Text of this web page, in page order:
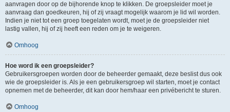
aanvragen door op de bijhorende knop te klikken. De groepsleider moet je
aanvraag dan goedkeuren, hij of zij vraagt mogelijk waarom je lid wil worden.
Indien je niet tot een groep toegelaten wordt, moet je de groepsleider niet
lastig vallen, hij of zij heeft een reden om je te weigeren.
Omhoog
Hoe word ik een groepsleider?
Gebruikersgroepen worden door de beheerder gemaakt, deze beslist dus ook
wie de groepsleider is. Als je een gebruikersgroep wil starten, moet je contact
opnemen met de beheerder, dit kan door hem/haar een privébericht te sturen.
Omhoog